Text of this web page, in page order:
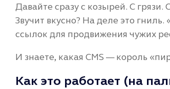
Давайте сразу с козырей. С грязи.
Звучит вкусно? На деле это
ссылок для продвижения чужих
И знаете, какая CMS — король
Как это работает (на